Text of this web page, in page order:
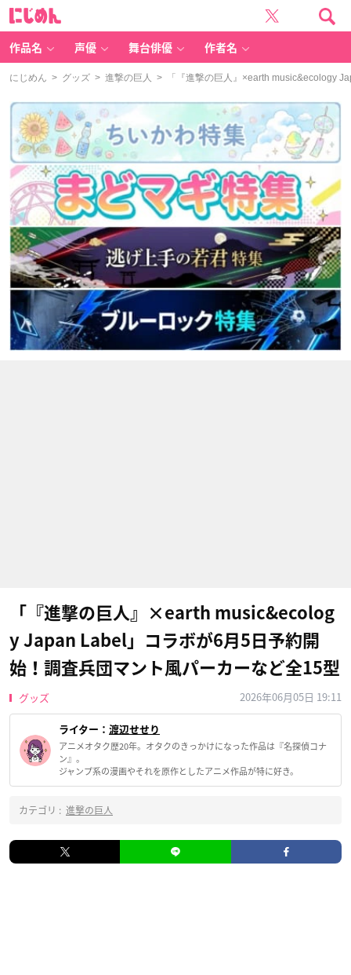
作品名 声優 舞台俳優 作者名
にじめん > グッズ > 進撃の巨人 > 「『進撃の巨人』×earth music&ecology
「『進撃の巨人』×earth music&ecolog
y Japan Label」コラボが6月5日予約開
始！調査兵団マント風パーカーなど全15型
グッズ 2026年06月05日 19:11
ライター： 渡辺せせり
アニメオタク歴20年。オタクのきっかけになった作品は『名探偵コナ
ン』。
ジャンプ系の漫画やそれを原作としたアニメ作品が特に好き。
カテゴリ : 進撃の巨人